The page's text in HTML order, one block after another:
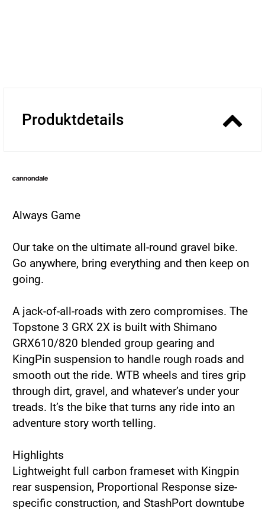
Produktdetails
Always Game
Our take on the ultimate all-round gravel bike.
Go anywhere, bring everything and then keep on
going.
A jack-of-all-roads with zero compromises. The
Topstone 3 GRX 2X is built with Shimano
GRX610/820 blended group gearing and
KingPin suspension to handle rough roads and
smooth out the ride. WTB wheels and tires grip
through dirt, gravel, and whatever’s under your
treads. It’s the bike that turns any ride into an
adventure story worth telling.
Highlights
Lightweight full carbon frameset with Kingpin
rear suspension, Proportional Response size-
specific construction, and StashPort downtube